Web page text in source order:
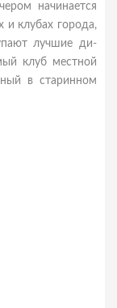
начинается
и клубах города,
лучшие ди-
клуб местной
в старинном